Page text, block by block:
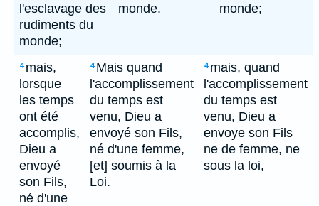
l'esclavage des
rudiments du
monde;
monde.
monde;
4 mais,
lorsque
les temps
ont été
accomplis,
Dieu a
envoyé
son Fils,
né d'une
4 Mais quand
l'accomplissement
du temps est
venu, Dieu a
envoyé son Fils,
né d'une femme,
[et] soumis à la
Loi.
4 mais, quand
l'accomplissement
du temps est
venu, Dieu a
envoye son Fils
ne de femme, ne
sous la loi,